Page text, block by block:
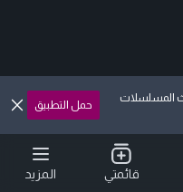
المسلسلات
حمل التطبيق
قائمتي المزيد